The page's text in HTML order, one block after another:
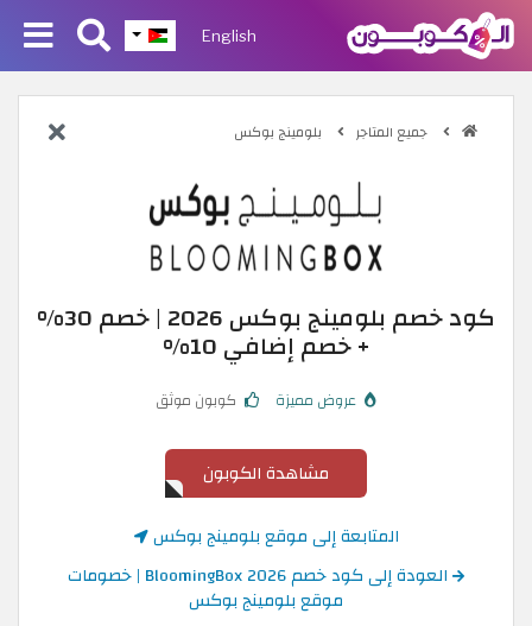
English
جميع المتاجر بلومينج بوكس
كود خصم بلومينج بوكس 2026 | خصم 30%
+ خصم إضافي 10%
عروض مميزة كوبون موثق
مشاهدة الكوبون
المتابعة إلى موقع بلومينج بوكس
العودة إلى كود خصم BloomingBox 2026 | خصومات
موقع بلومينج بوكس